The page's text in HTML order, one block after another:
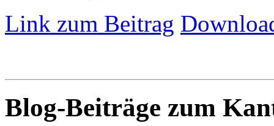
Link zum Beitrag
Blog-Beiträge zum